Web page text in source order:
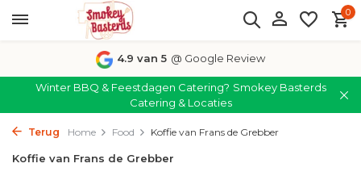
0
4.9 van 5 @ Google Review
Winter BBQ & Feestdagen Catering? Smokey Basterds
Catering & Locaties
Terug Home Food Koffie van Frans de Grebber
Koffie van Frans de Grebber